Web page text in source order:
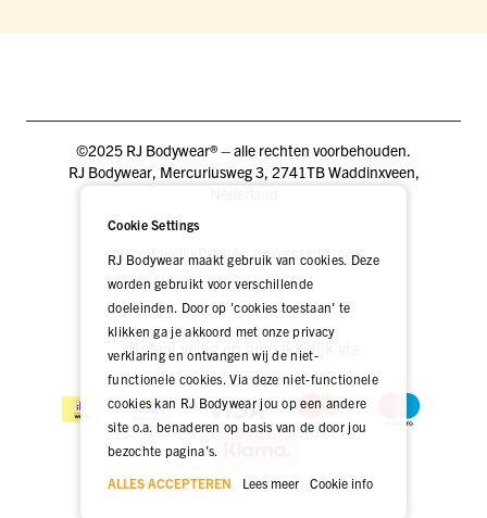
©2025 RJ Bodywear® – alle rechten voorbehouden.
RJ Bodywear, Mercuriusweg 3, 2741TB Waddinxveen,
BlogZakelijkPers VacaturesDEALER LOGIN
Betaal veilig én gemakkelijk via
Cookie Settings
RJ Bodywear maakt gebruik van cookies. Deze
worden gebruikt voor verschillende
doeleinden. Door op 'cookies toestaan' te
klikken ga je akkoord met onze privacy
verklaring en ontvangen wij de niet-
functionele cookies. Via deze niet-functionele
cookies kan RJ Bodywear jou op een andere
site o.a. benaderen op basis van de door jou
bezochte pagina's.
ALLES ACCEPTEREN
Lees meer Cookie info